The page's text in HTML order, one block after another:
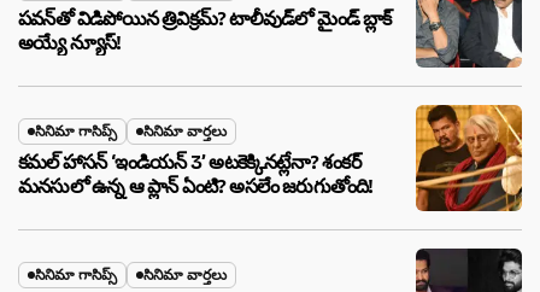
పవన్‌తో విడిపోయిన త్రివిక్రమ్? టాలీవుడ్‌లో మైండ్ బ్లాక్
అయ్యే న్యూస్!
సినిమా గాసిప్స్ సినిమా వార్తలు
కమల్ హాసన్ ‘ఇండియన్ 3’ అటకెక్కినట్లేనా? శంకర్
మనసులో ఉన్న ఆ ప్లాన్ ఏంటి? అసలేం జరుగుతోంది!
సినిమా గాసిప్స్ సినిమా వార్తలు